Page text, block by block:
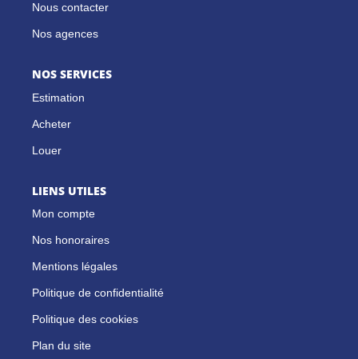
Nous contacter
Nos agences
NOS SERVICES
Estimation
Acheter
Louer
LIENS UTILES
Mon compte
Nos honoraires
Mentions légales
Politique de confidentialité
Politique des cookies
Plan du site